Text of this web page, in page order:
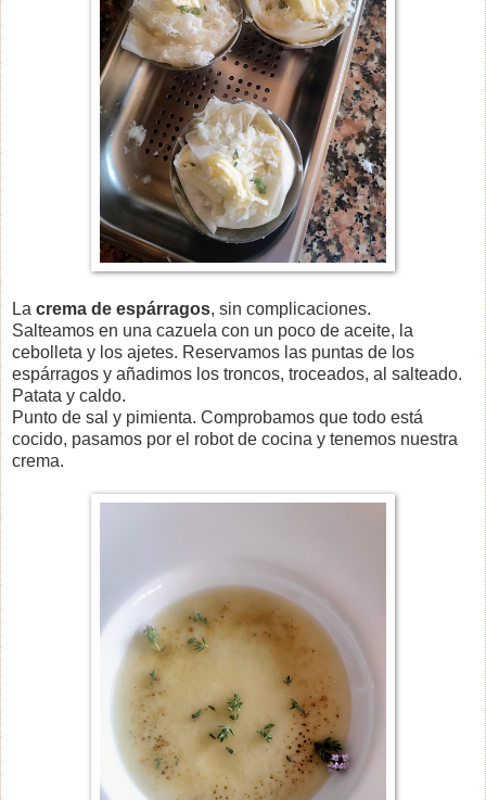
La crema de espárragos, sin complicaciones.
Salteamos en una cazuela con un poco de aceite, la
cebolleta y los ajetes. Reservamos las puntas de los
espárragos y añadimos los troncos, troceados, al salteado.
Patata y caldo.
Punto de sal y pimienta. Comprobamos que todo está
cocido, pasamos por el robot de cocina y tenemos nuestra
crema.